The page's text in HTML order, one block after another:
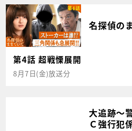
名探偵の
第4話 超戦慄展開
8月7日(金)放送分
大追跡～
Ｃ強行犯